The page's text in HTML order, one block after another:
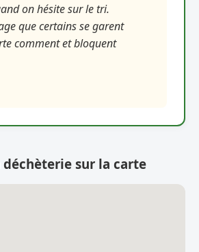
on hésite sur le tri.
que certains se garent
comment et bloquent
sur la carte